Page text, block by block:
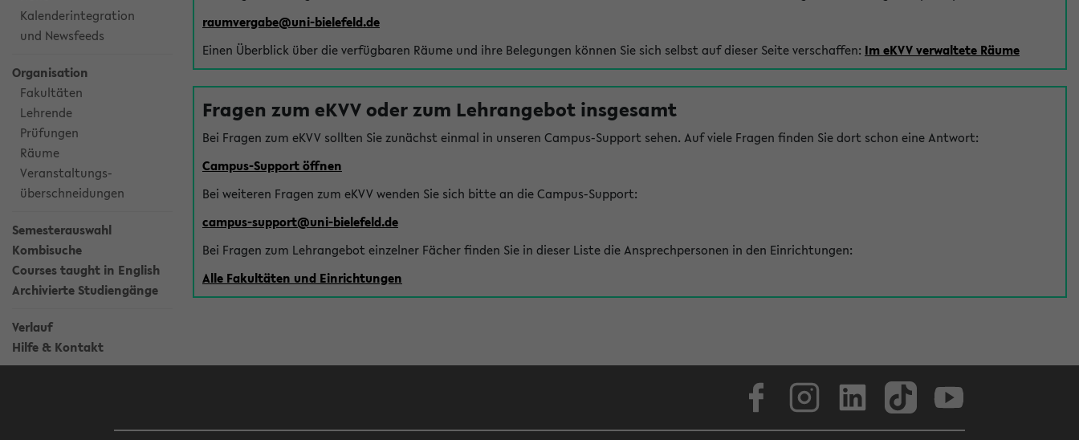
Kalenderintegration
und Newsfeeds
Organisation
Fakultäten
Lehrende
Prüfungen
Räume
Veranstaltungs-
überschneidungen
Semesterauswahl
Kombisuche
Courses taught in English
Archivierte Studiengänge
Verlauf
Hilfe & Kontakt
raumvergabe@uni-bielefeld.de
Einen Überblick über die verfügbaren Räume und ihre Belegungen können Sie sich selbst auf dieser Seite verschaffen: Im eKVV verwaltete Räume
Fragen zum eKVV oder zum Lehrangebot insgesamt
Bei Fragen zum eKVV sollten Sie zunächst einmal in unseren Campus-Support sehen. Auf viele Fragen finden Sie dort schon eine Antwort:
Campus-Support öffnen
Bei weiteren Fragen zum eKVV wenden Sie sich bitte an die Campus-Support:
campus-support@uni-bielefeld.de
Bei Fragen zum Lehrangebot einzelner Fächer finden Sie in dieser Liste die Ansprechpersonen in den Einrichtungen:
Alle Fakultäten und Einrichtungen